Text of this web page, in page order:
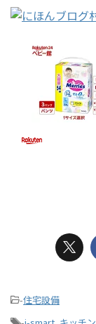
-住宅設備